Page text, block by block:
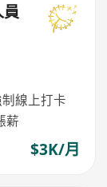
員
線上打卡
薪
$3K/月